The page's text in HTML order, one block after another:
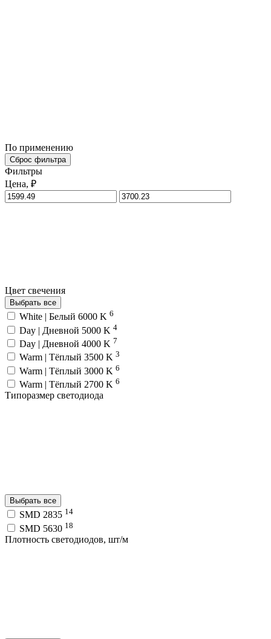
По применению
Сброс фильтра
Фильтры
Цена, ₽
Цвет свечения
Выбрать все
White | Белый 6000 K 6
Day | Дневной 5000 K 4
Day | Дневной 4000 K 7
Warm | Тёплый 3500 K 3
Warm | Тёплый 3000 K 6
Warm | Тёплый 2700 K 6
Типоразмер светодиода
Выбрать все
SMD 2835 14
SMD 5630 18
Плотность светодиодов, шт/м